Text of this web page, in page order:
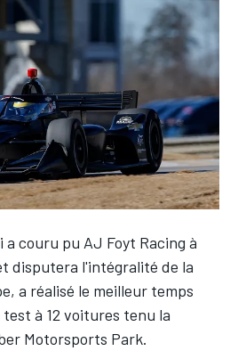
a couru pu AJ Foyt Racing à
disputera l'intégralité de la
a réalisé le meilleur temps
à 12 voitures tenu la
Motorsports Park.